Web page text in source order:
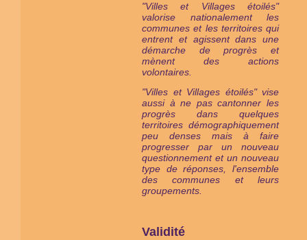
"Villes et Villages étoilés"
valorise nationalement les
communes et les territoires qui
entrent et agissent dans une
démarche de progrès et
mènent des actions
volontaires.
"Villes et Villages étoilés" vise
aussi à ne pas cantonner les
progrès dans quelques
territoires démographiquement
peu denses mais à faire
progresser par un nouveau
questionnement et un nouveau
type de réponses, l'ensemble
des communes et leurs
groupements.
Validité